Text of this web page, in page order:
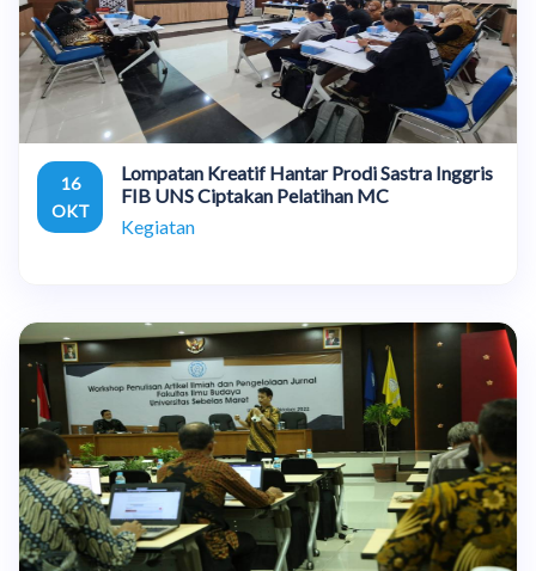
16
OKT
Lompatan Kreatif Hantar Prodi Sastra Inggris
FIB UNS Ciptakan Pelatihan MC
Kegiatan